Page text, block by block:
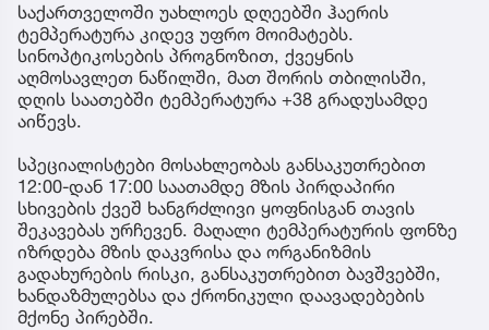
საქართველოში უახლოეს დღეებში ჰაერის
ტემპერატურა კიდევ უფრო მოიმატებს.
სინოპტიკოსების პროგნოზით, ქვეყნის
აღმოსავლეთ ნაწილში, მათ შორის თბილისში,
დღის საათებში ტემპერატურა +38 გრადუსამდე
აიწევს.
სპეციალისტები მოსახლეობას განსაკუთრებით
12:00-დან 17:00 საათამდე მზის პირდაპირი
სხივების ქვეშ ხანგრძლივი ყოფნისგან თავის
შეკავებას ურჩევენ. მაღალი ტემპერატურის ფონზე
იზრდება მზის დაკვრისა და ორგანიზმის
გადახურების რისკი, განსაკუთრებით ბავშვებში,
ხანდაზმულებსა და ქრონიკული დაავადებების
მქონე პირებში.